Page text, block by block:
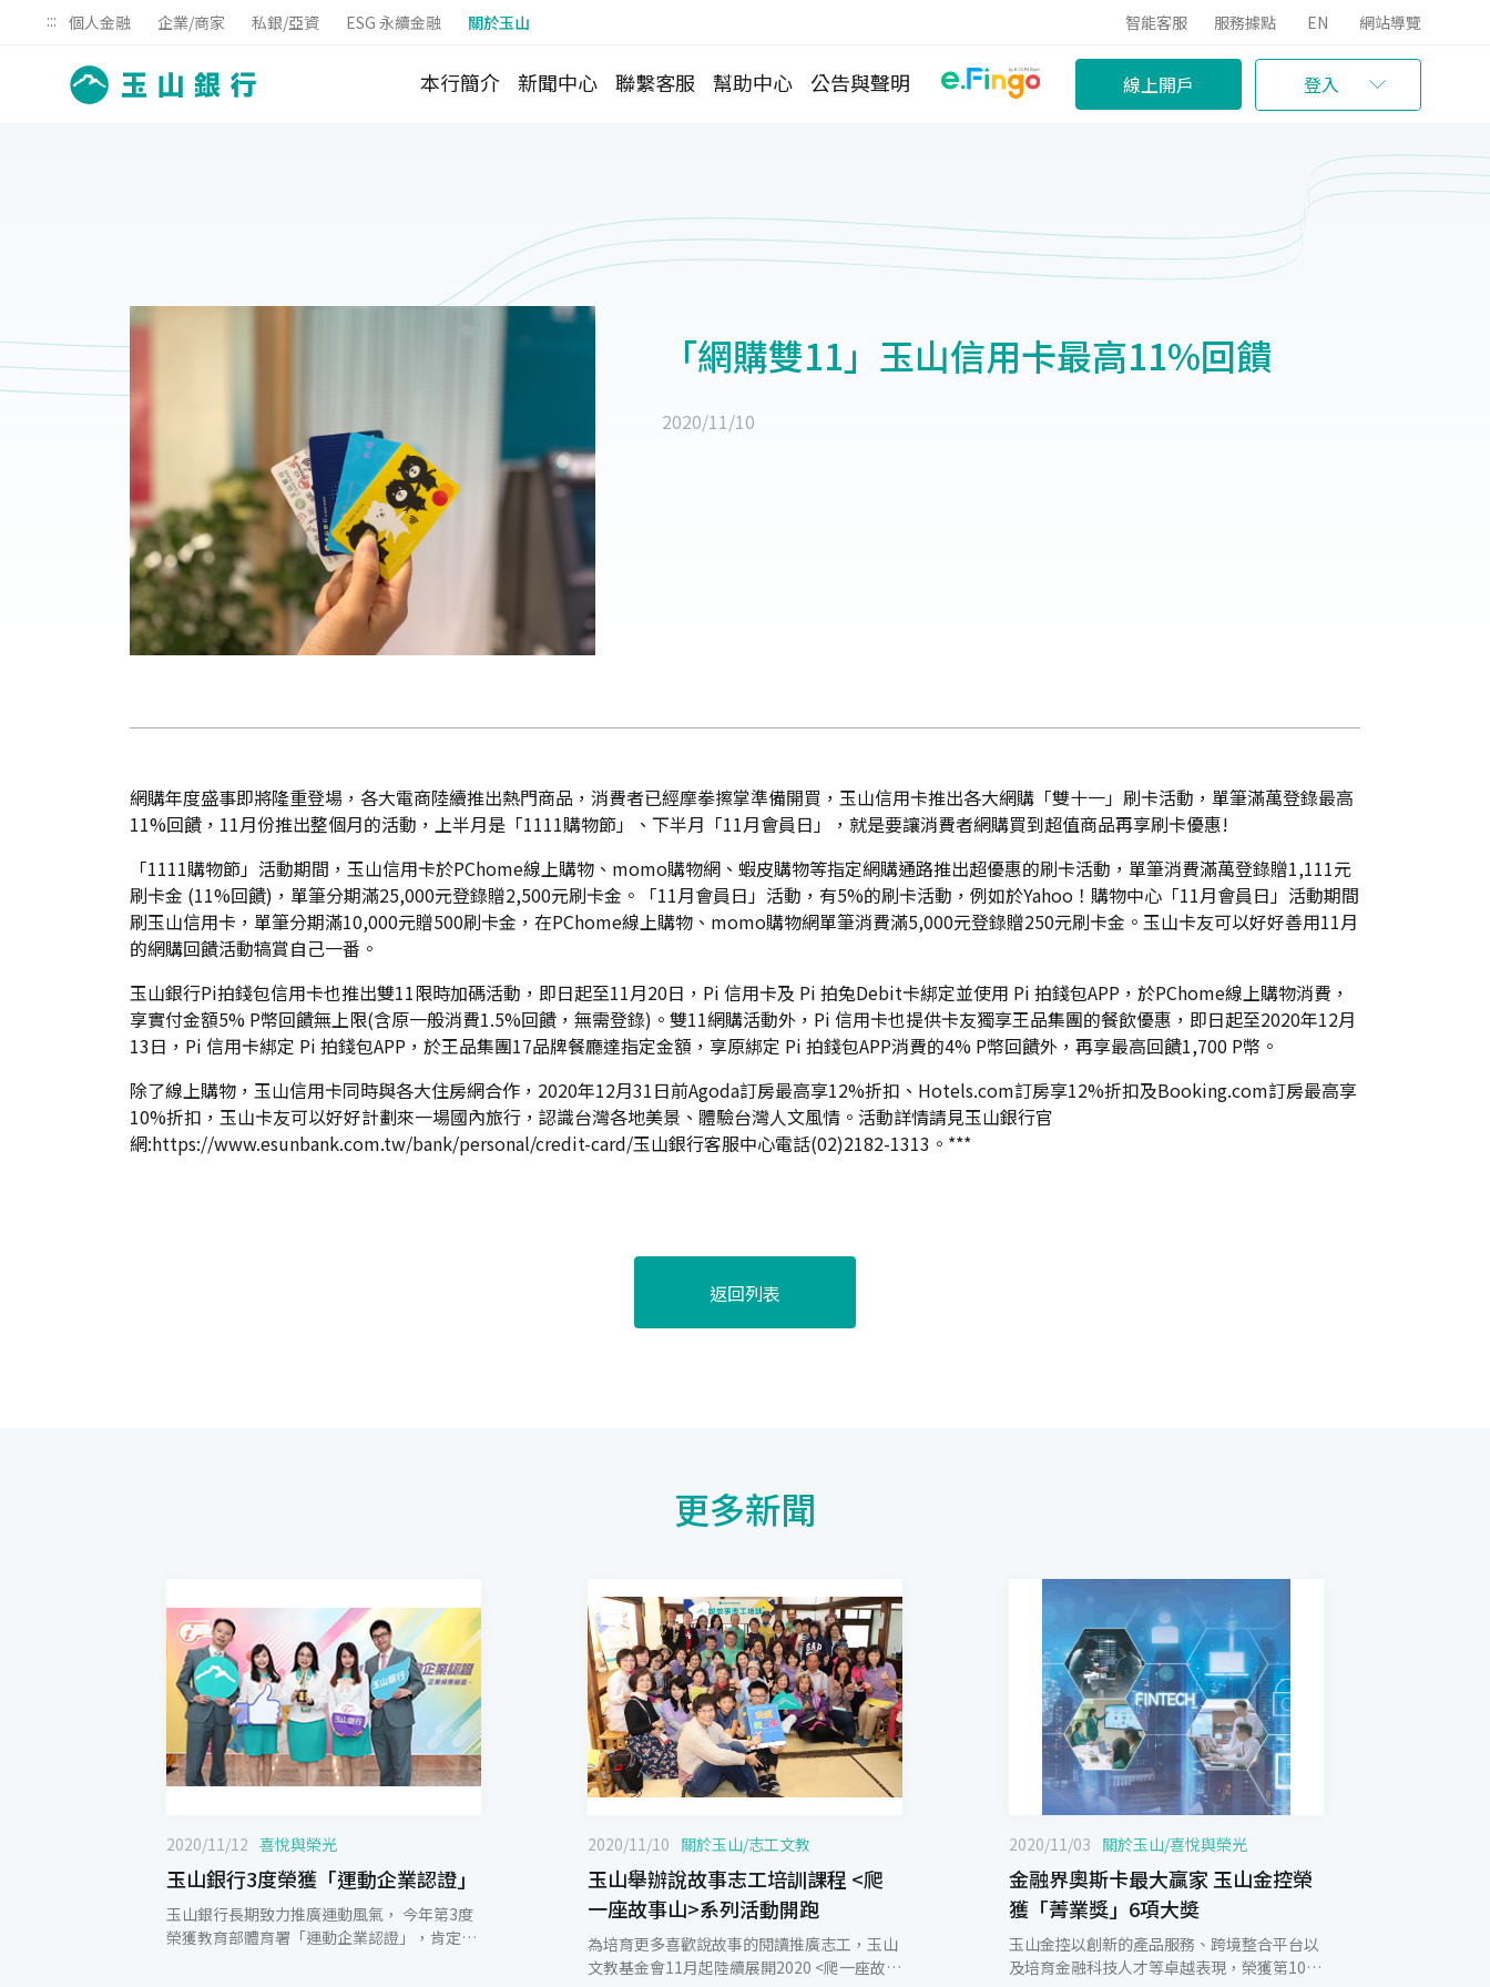
::: 個人金融 企業/商家 私銀/亞資 ESG 永續金融 關於玉山 智能客服 服務據點 EN 網站導覽
本行簡介 新聞中心 聯繫客服 幫助中心 公告與聲明 線上開戶 登入
「網購雙11」玉山信用卡最高11%回饋
2020/11/10
網購年度盛事即將隆重登場，各大電商陸續推出熱門商品，消費者已經摩拳擦掌準備開買，玉山信用卡推出各大網購「雙十一」刷卡活動，單筆滿萬登錄最高
11%回饋，11月份推出整個月的活動，上半月是「1111購物節」、下半月「11月會員日」，就是要讓消費者網購買到超值商品再享刷卡優惠!
「1111購物節」活動期間，玉山信用卡於PChome線上購物、momo購物網、蝦皮購物等指定網購通路推出超優惠的刷卡活動，單筆消費滿萬登錄贈1,111元
刷卡金 (11%回饋)，單筆分期滿25,000元登錄贈2,500元刷卡金。「11月會員日」活動，有5%的刷卡活動，例如於Yahoo！購物中心「11月會員日」活動期間
刷玉山信用卡，單筆分期滿10,000元贈500刷卡金，在PChome線上購物、momo購物網單筆消費滿5,000元登錄贈250元刷卡金。玉山卡友可以好好善用11月
的網購回饋活動犒賞自己一番。
玉山銀行Pi拍錢包信用卡也推出雙11限時加碼活動，即日起至11月20日，Pi 信用卡及 Pi 拍兔Debit卡綁定並使用 Pi 拍錢包APP，於PChome線上購物消費，
享實付金額5% P幣回饋無上限(含原一般消費1.5%回饋，無需登錄)。雙11網購活動外，Pi 信用卡也提供卡友獨享王品集團的餐飲優惠，即日起至2020年12月
13日，Pi 信用卡綁定 Pi 拍錢包APP，於王品集團17品牌餐廳達指定金額，享原綁定 Pi 拍錢包APP消費的4% P幣回饋外，再享最高回饋1,700 P幣。
除了線上購物，玉山信用卡同時與各大住房網合作，2020年12月31日前Agoda訂房最高享12%折扣、Hotels.com訂房享12%折扣及Booking.com訂房最高享
10%折扣，玉山卡友可以好好計劃來一場國內旅行，認識台灣各地美景、體驗台灣人文風情。活動詳情請見玉山銀行官
網:https://www.esunbank.com.tw/bank/personal/credit-card/玉山銀行客服中心電話(02)2182-1313。***
返回列表
更多新聞
2020/11/12 喜悅與榮光
玉山銀行3度榮獲「運動企業認證」
玉山銀行長期致力推廣運動風氣， 今年第3度
榮獲教育部體育署「運動企業認證」，肯定玉
2020/11/10 關於玉山/志工文教
玉山舉辦說故事志工培訓課程 <爬
一座故事山>系列活動開跑
為培育更多喜歡說故事的閱讀推廣志工，玉山
文教基金會11月起陸續展開2020 <爬一座故事
2020/11/03 關於玉山/喜悅與榮光
金融界奧斯卡最大贏家 玉山金控榮
獲「菁業獎」6項大奬
玉山金控以創新的產品服務、跨境整合平台以
及培育金融科技人才等卓越表現，榮獲第10屆